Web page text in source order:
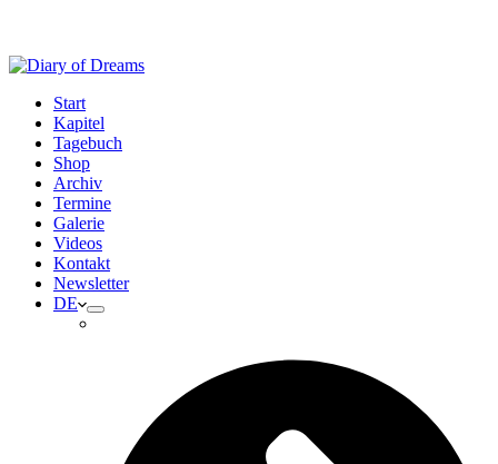
Start
Kapitel
Tagebuch
Shop
Archiv
Termine
Galerie
Videos
Kontakt
Newsletter
DE